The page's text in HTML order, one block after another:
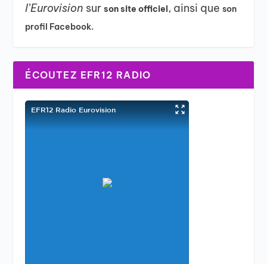
l’Eurovision surson site officiel, ainsi queson
profil Facebook.
ÉCOUTEZ EFR12 RADIO